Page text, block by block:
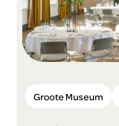
Groote Museum